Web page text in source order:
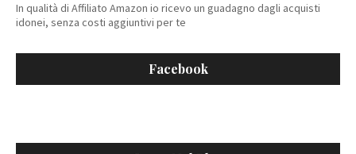
In qualità di Affiliato Amazon io ricevo un guadagno dagli acquisti
idonei, senza costi aggiuntivi per te
Facebook